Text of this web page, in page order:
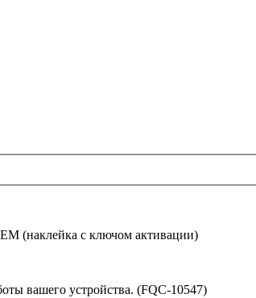
(наклейка с ключом активации)
вашего устройства. (FQC-10547)